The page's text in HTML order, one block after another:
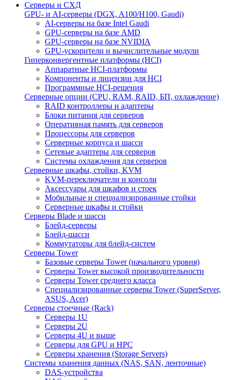
Серверы и СХД
GPU- и AI-серверы (DGX, A100/H100, Gaudi)
AI-серверы на базе Intel Gaudi
GPU-серверы на базе AMD
GPU-серверы на базе NVIDIA
GPU-ускорители и вычислительные модули
Гиперконвергентные платформы (HCI)
Аппаратные HCI-платформы
Компоненты и лицензии для HCI
Программные HCI-решения
Серверные опции (CPU, RAM, RAID, БП, охлаждение)
RAID контроллеры и адаптеры
Блоки питания для серверов
Оперативная память для серверов
Процессоры для серверов
Серверные корпуса и шасси
Сетевые адаптеры для серверов
Системы охлаждения для серверов
Серверные шкафы, стойки, KVM
KVM-переключатели и консоли
Аксессуары для шкафов и стоек
Мобильные и специализированные стойки
Серверные шкафы и стойки
Серверы Blade и шасси
Блейд-серверы
Блейд-шасси
Коммутаторы для блейд-систем
Серверы Tower
Базовые серверы Tower (начального уровня)
Серверы Tower высокой производительности
Серверы Tower среднего класса
Специализированные серверы Tower (SuperServer,
ASUS, Acer)
Серверы стоечные (Rack)
Серверы 1U
Серверы 2U
Серверы 4U и выше
Серверы для GPU и HPC
Серверы хранения (Storage Servers)
Системы хранения данных (NAS, SAN, ленточные)
DAS-устройства